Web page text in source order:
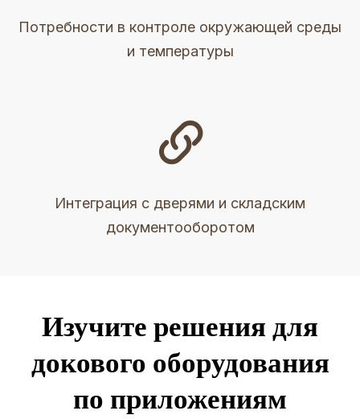
Потребности в контроле окружающей среды
и температуры

Интеграция с дверями и складским
документооборотом
Изучите решения для
докового оборудования
по приложениям